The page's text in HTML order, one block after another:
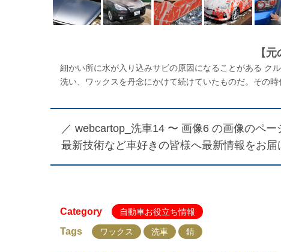
【
細かい所に水が入り込みサビの原因になることがある ク
洗い、ワックスを丹念にかけて続けていたものだ。その
／ webcartop_洗車14 〜 画像6 の画像のペー
最新技術など車好きの皆様へ最新情報をお届
Category 自動車お役立ち情報
Tags ワックス 洗車 錆